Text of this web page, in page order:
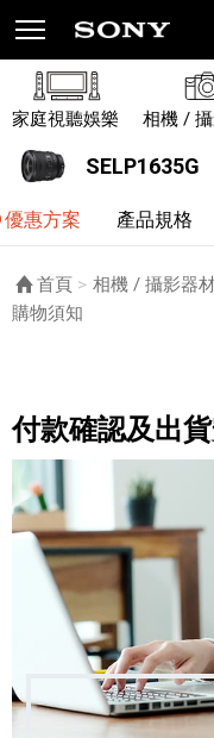
家庭視聽娛樂 相機 /
SELP1635G
優惠方案 產品規格
首頁 相機 / 攝影器
目前頁面：
購物須知
付款確認及出